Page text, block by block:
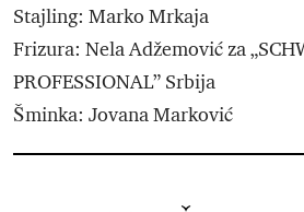
Stajling: Marko Mrkaja
Frizura: Nela Adžemović za
PROFESSIONAL” Srbija
Šminka: Jovana Marković